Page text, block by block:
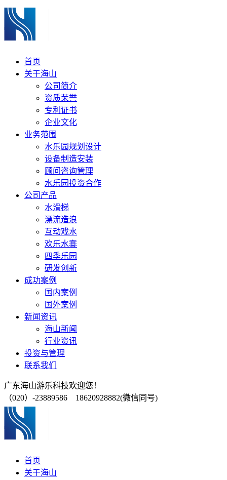
首页
关于海山
公司简介
资质荣誉
专利证书
企业文化
业务范围
水乐园规划设计
设备制造安装
顾问咨询管理
水乐园投资合作
公司产品
水滑梯
漂流造浪
互动戏水
欢乐水寨
四季乐园
研发创新
成功案例
国内案例
国外案例
新闻资讯
海山新闻
行业资讯
投资与管理
联系我们
广东海山游乐科技欢迎您！
（020）-23889586 18620928882(微信同号)
首页
关于海山